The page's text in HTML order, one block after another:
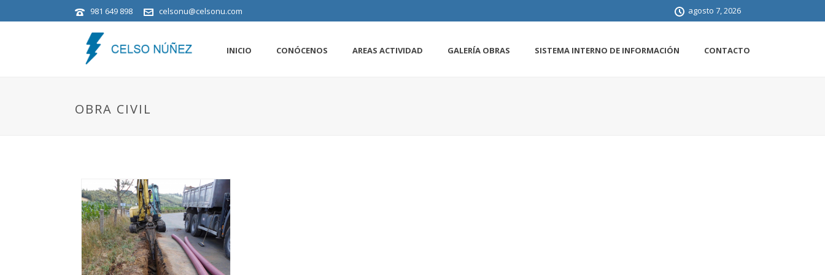
agosto 7, 2026
981 649 898 celsonu@celsonu.com
INICIO CONÓCENOS AREAS ACTIVIDAD GALERÍA OBRAS SISTEMA INTERNO DE INFORMACIÓN CONTACTO
OBRA CIVIL